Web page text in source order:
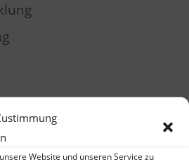
Website und unseren Service zu